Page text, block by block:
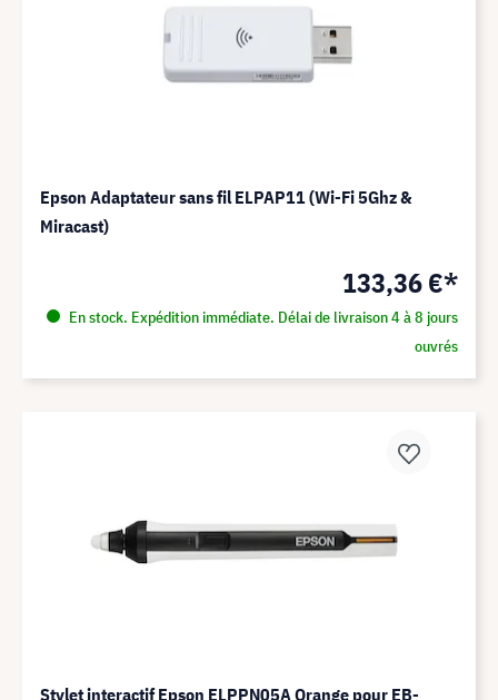
Epson Adaptateur sans fil ELPAP11 (Wi-Fi 5Ghz &
Miracast)
133,36 €*
En stock. Expédition immédiate. Délai de livraison 4 à 8 jours
ouvrés
Stylet interactif Epson ELPPN05A Orange pour EB-